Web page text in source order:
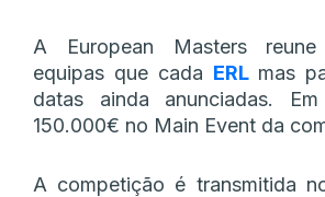
A European Masters
equipas que cada ERL mas
datas ainda anunciadas.
150.000€ no Main Event da
A competição é transmitida